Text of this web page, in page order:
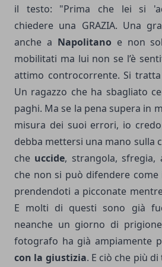
il testo: "Prima che lei si
chiedere una GRAZIA. Una
anche a Napolitano e non
mobilitati ma lui non se l’è
attimo controcorrente. Si
Un ragazzo che ha sbagliato
paghi. Ma se la pena supera in
misura dei suoi errori, io
debba mettersi una mano sulla
che uccide, strangola, sfregia,
che non si può difendere come
prendendoti a picconate
E molti di questi sono già
neanche un giorno di prigione.
fotografo ha già ampiamente
con la giustizia. E ciò che più